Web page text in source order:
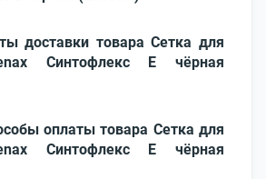
доставки товара Сетка для
Синтофлекс Е чёрная
оплаты товара Сетка для
Синтофлекс Е чёрная